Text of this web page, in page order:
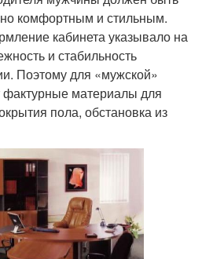
комфортным и стильным.
кабинета указывало на
и стабильность
Поэтому для «мужской»
фактурные материалы для
пола, обстановка из